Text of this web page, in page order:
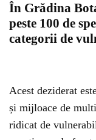
În Grădina
peste 100 de
categorii de
Acest deziderat
și mijloace de
ridicat de